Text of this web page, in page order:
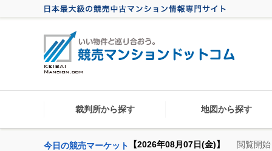
裁判所から探す 地図から探す
今日の競売マーケット 【2026年08月07日(金)】 閲覧開